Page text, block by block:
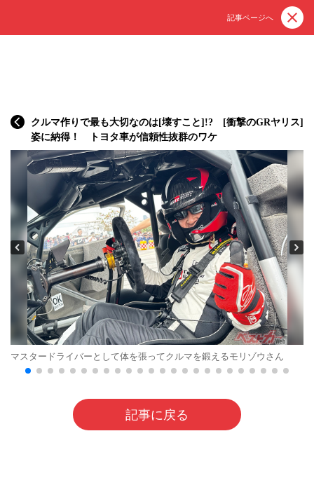
記事ページへ
クルマ作りで最も大切なのは[壊すこと]!? [衝撃のGRヤリス]
姿に納得！ トヨタ車が信頼性抜群のワケ
マスタードライバーとして体を張ってクルマを鍛えるモリゾウさん
記事に戻る